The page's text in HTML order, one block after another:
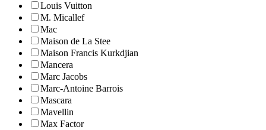
Louis Vuitton
M. Micallef
Mac
Maison de La Stee
Maison Francis Kurkdjian
Mancera
Marc Jacobs
Marc-Antoine Barrois
Mascara
Mavellin
Max Factor